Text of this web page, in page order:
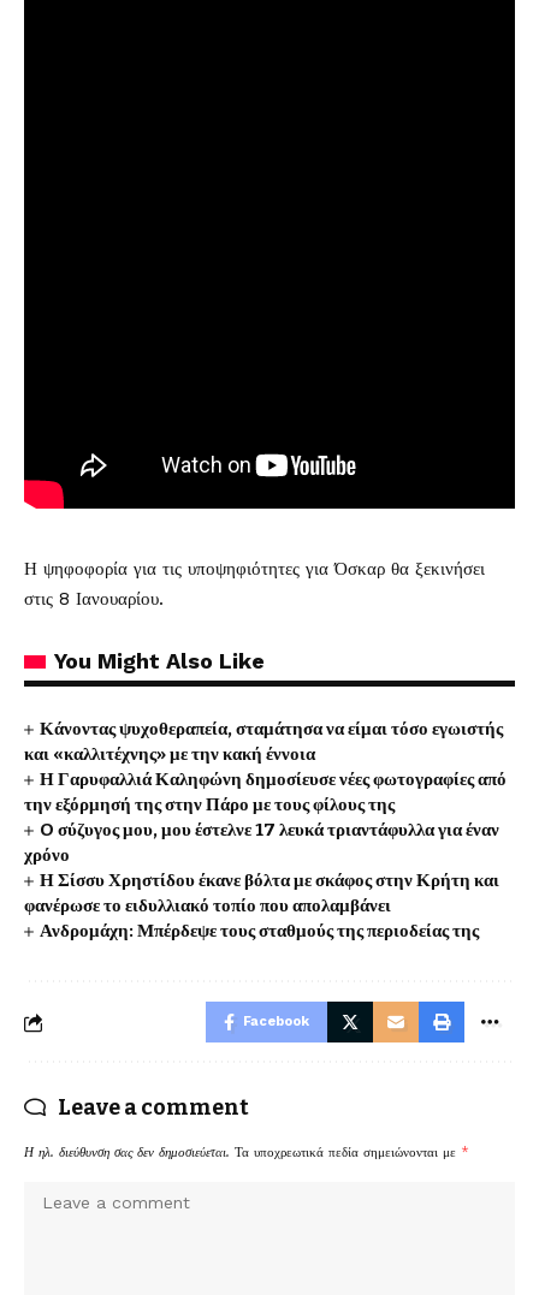
Η ψηφοφορία για τις υποψηφιότητες για Όσκαρ θα ξεκινήσει
στις 8 Ιανουαρίου.
You Might Also Like
Κάνοντας ψυχοθεραπεία, σταμάτησα να είμαι τόσο εγωιστής
και «καλλιτέχνης» με την κακή έννοια
Η Γαρυφαλλιά Καληφώνη δημοσίευσε νέες φωτογραφίες από
την εξόρμησή της στην Πάρο με τους φίλους της
O σύζυγος μου, μου έστελνε 17 λευκά τριαντάφυλλα για έναν
χρόνο
Η Σίσσυ Χρηστίδου έκανε βόλτα με σκάφος στην Κρήτη και
φανέρωσε το ειδυλλιακό τοπίο που απολαμβάνει
Ανδρομάχη: Μπέρδεψε τους σταθμούς της περιοδείας της
Facebook
Leave a comment
Η ηλ. διεύθυνση σας δεν δημοσιεύεται. Τα υποχρεωτικά πεδία σημειώνονται με *